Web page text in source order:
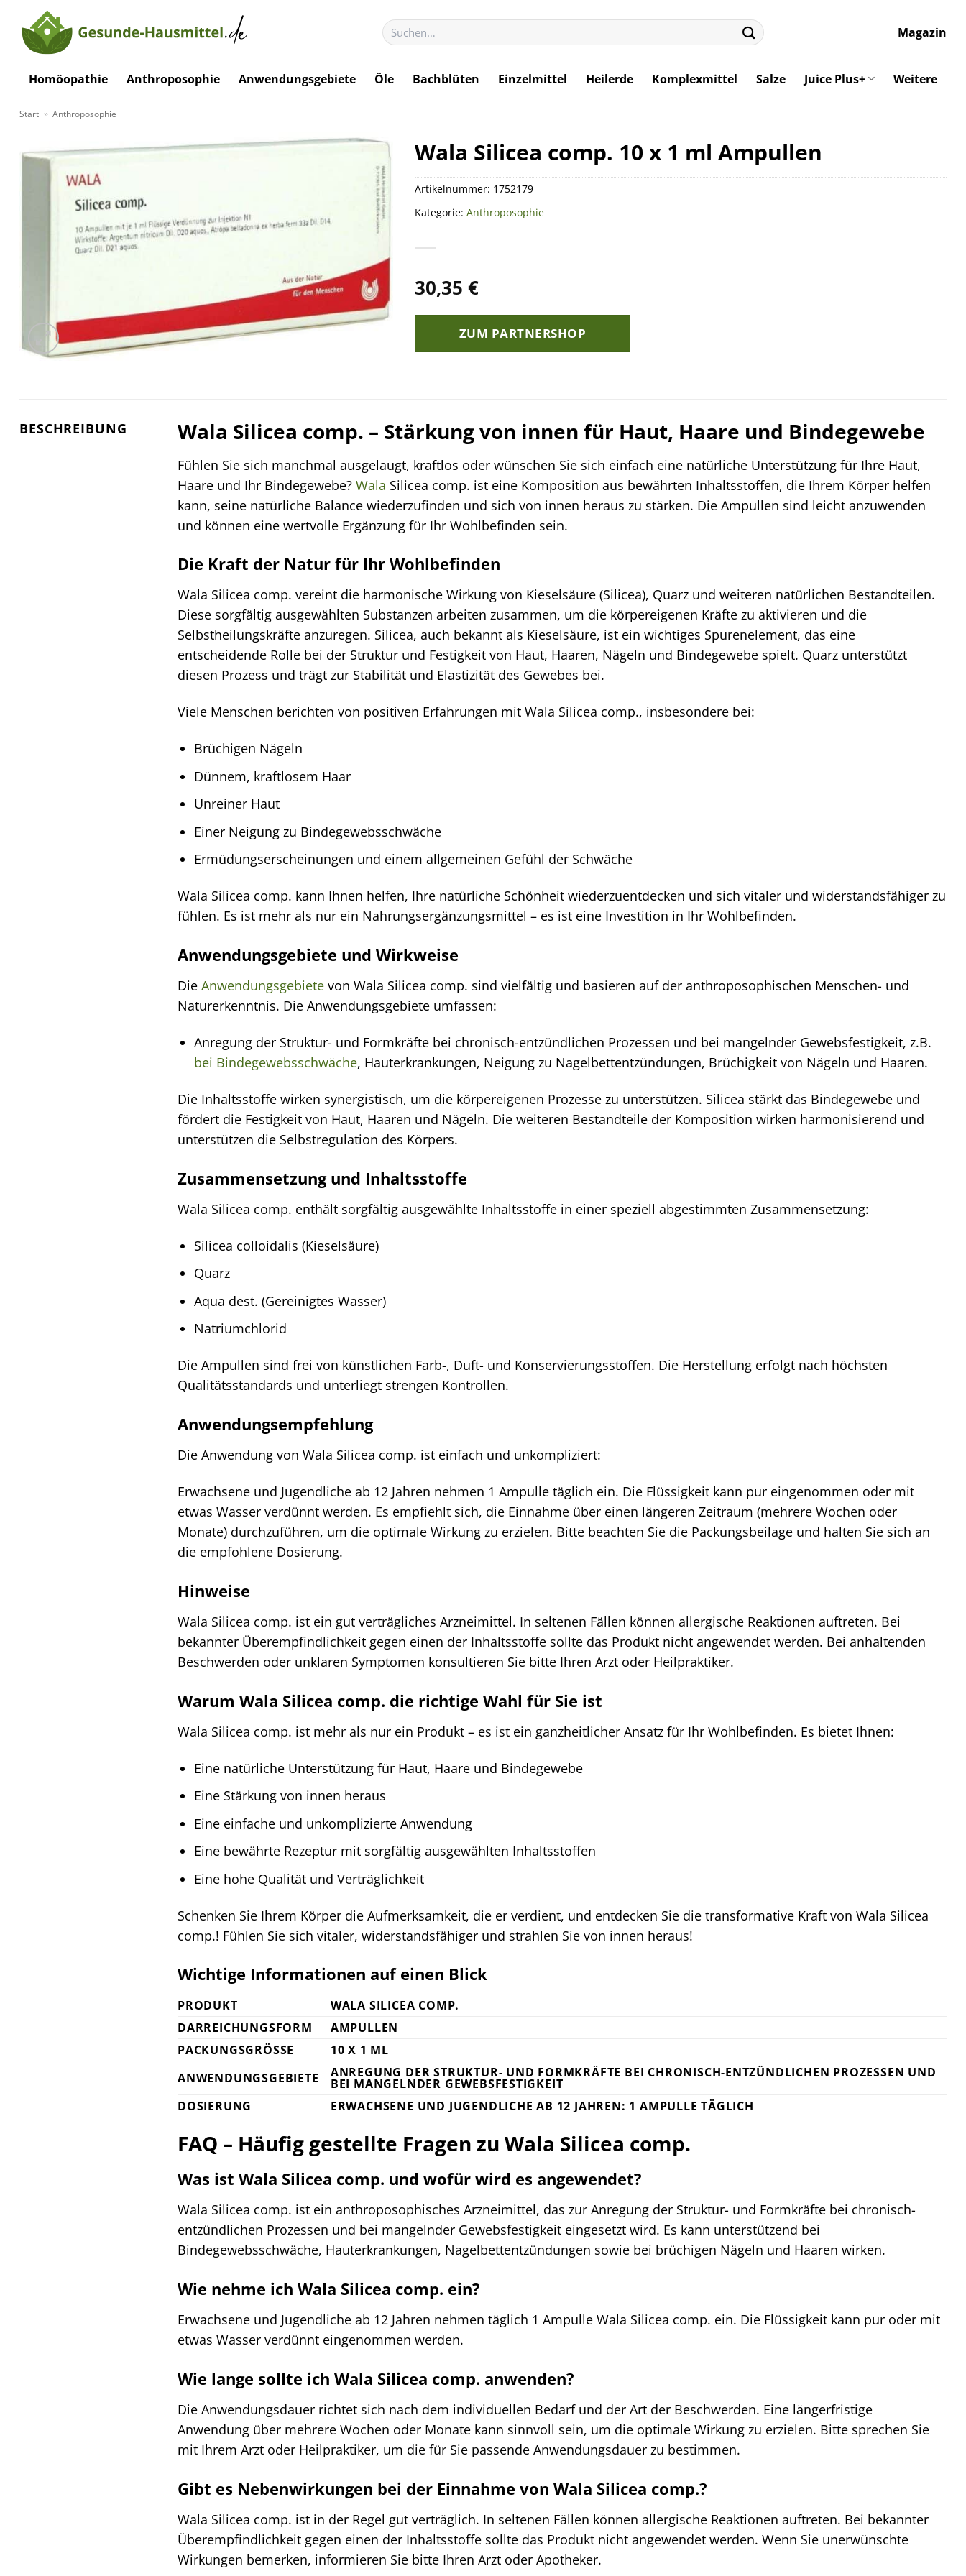
Inhalt
springen
Suchen
nach:
Magazin
Homöopathie Anthroposophie Anwendungsgebiete Öle Bachblüten Einzelmittel Heilerde Komplexmittel Salze Juice Plus+ Weitere
Start » Anthroposophie
Wala Silicea comp. 10 x 1 ml Ampullen
30,35 €
ZUM PARTNERSHOP
Artikelnummer: 1752179
Kategorie: Anthroposophie
BESCHREIBUNG Wala Silicea comp. – Stärkung von innen für Haut, Haare und Bindegewebe
Fühlen Sie sich manchmal ausgelaugt, kraftlos oder wünschen Sie sich einfach eine natürliche Unterstützung für Ihre Haut,
Haare und Ihr Bindegewebe? Wala Silicea comp. ist eine Komposition aus bewährten Inhaltsstoffen, die Ihrem Körper helfen
kann, seine natürliche Balance wiederzufinden und sich von innen heraus zu stärken. Die Ampullen sind leicht anzuwenden
und können eine wertvolle Ergänzung für Ihr Wohlbefinden sein.
Die Kraft der Natur für Ihr Wohlbefinden
Wala Silicea comp. vereint die harmonische Wirkung von Kieselsäure (Silicea), Quarz und weiteren natürlichen Bestandteilen.
Diese sorgfältig ausgewählten Substanzen arbeiten zusammen, um die körpereigenen Kräfte zu aktivieren und die
Selbstheilungskräfte anzuregen. Silicea, auch bekannt als Kieselsäure, ist ein wichtiges Spurenelement, das eine
entscheidende Rolle bei der Struktur und Festigkeit von Haut, Haaren, Nägeln und Bindegewebe spielt. Quarz unterstützt
diesen Prozess und trägt zur Stabilität und Elastizität des Gewebes bei.
Viele Menschen berichten von positiven Erfahrungen mit Wala Silicea comp., insbesondere bei:
Brüchigen Nägeln
Dünnem, kraftlosem Haar
Unreiner Haut
Einer Neigung zu Bindegewebsschwäche
Ermüdungserscheinungen und einem allgemeinen Gefühl der Schwäche
Wala Silicea comp. kann Ihnen helfen, Ihre natürliche Schönheit wiederzuentdecken und sich vitaler und widerstandsfähiger zu
fühlen. Es ist mehr als nur ein Nahrungsergänzungsmittel – es ist eine Investition in Ihr Wohlbefinden.
Anwendungsgebiete und Wirkweise
Die Anwendungsgebiete von Wala Silicea comp. sind vielfältig und basieren auf der anthroposophischen Menschen- und
Naturerkenntnis. Die Anwendungsgebiete umfassen:
Anregung der Struktur- und Formkräfte bei chronisch-entzündlichen Prozessen und bei mangelnder Gewebsfestigkeit, z.B.
bei Bindegewebsschwäche, Hauterkrankungen, Neigung zu Nagelbettentzündungen, Brüchigkeit von Nägeln und Haaren.
Die Inhaltsstoffe wirken synergistisch, um die körpereigenen Prozesse zu unterstützen. Silicea stärkt das Bindegewebe und
fördert die Festigkeit von Haut, Haaren und Nägeln. Die weiteren Bestandteile der Komposition wirken harmonisierend und
unterstützen die Selbstregulation des Körpers.
Zusammensetzung und Inhaltsstoffe
Wala Silicea comp. enthält sorgfältig ausgewählte Inhaltsstoffe in einer speziell abgestimmten Zusammensetzung:
Silicea colloidalis (Kieselsäure)
Quarz
Aqua dest. (Gereinigtes Wasser)
Natriumchlorid
Die Ampullen sind frei von künstlichen Farb-, Duft- und Konservierungsstoffen. Die Herstellung erfolgt nach höchsten
Qualitätsstandards und unterliegt strengen Kontrollen.
Anwendungsempfehlung
Die Anwendung von Wala Silicea comp. ist einfach und unkompliziert:
Erwachsene und Jugendliche ab 12 Jahren nehmen 1 Ampulle täglich ein. Die Flüssigkeit kann pur eingenommen oder mit
etwas Wasser verdünnt werden. Es empfiehlt sich, die Einnahme über einen längeren Zeitraum (mehrere Wochen oder
Monate) durchzuführen, um die optimale Wirkung zu erzielen. Bitte beachten Sie die Packungsbeilage und halten Sie sich an
die empfohlene Dosierung.
Hinweise
Wala Silicea comp. ist ein gut verträgliches Arzneimittel. In seltenen Fällen können allergische Reaktionen auftreten. Bei
bekannter Überempfindlichkeit gegen einen der Inhaltsstoffe sollte das Produkt nicht angewendet werden. Bei anhaltenden
Beschwerden oder unklaren Symptomen konsultieren Sie bitte Ihren Arzt oder Heilpraktiker.
Warum Wala Silicea comp. die richtige Wahl für Sie ist
Wala Silicea comp. ist mehr als nur ein Produkt – es ist ein ganzheitlicher Ansatz für Ihr Wohlbefinden. Es bietet Ihnen:
Eine natürliche Unterstützung für Haut, Haare und Bindegewebe
Eine Stärkung von innen heraus
Eine einfache und unkomplizierte Anwendung
Eine bewährte Rezeptur mit sorgfältig ausgewählten Inhaltsstoffen
Eine hohe Qualität und Verträglichkeit
Schenken Sie Ihrem Körper die Aufmerksamkeit, die er verdient, und entdecken Sie die transformative Kraft von Wala Silicea
comp.! Fühlen Sie sich vitaler, widerstandsfähiger und strahlen Sie von innen heraus!
Wichtige Informationen auf einen Blick
PRODUKT
WALA SILICEA COMP.
DARREICHUNGSFORM
AMPULLEN
PACKUNGSGRÖSSE
10 X 1 ML
ANWENDUNGSGEBIETE
ANREGUNG DER STRUKTUR- UND FORMKRÄFTE BEI CHRONISCH-ENTZÜNDLICHEN PROZESSEN UND
BEI MANGELNDER GEWEBSFESTIGKEIT
DOSIERUNG
ERWACHSENE UND JUGENDLICHE AB 12 JAHREN: 1 AMPULLE TÄGLICH
FAQ – Häufig gestellte Fragen zu Wala Silicea comp.
Was ist Wala Silicea comp. und wofür wird es angewendet?
Wala Silicea comp. ist ein anthroposophisches Arzneimittel, das zur Anregung der Struktur- und Formkräfte bei chronisch-
entzündlichen Prozessen und bei mangelnder Gewebsfestigkeit eingesetzt wird. Es kann unterstützend bei
Bindegewebsschwäche, Hauterkrankungen, Nagelbettentzündungen sowie bei brüchigen Nägeln und Haaren wirken.
Wie nehme ich Wala Silicea comp. ein?
Erwachsene und Jugendliche ab 12 Jahren nehmen täglich 1 Ampulle Wala Silicea comp. ein. Die Flüssigkeit kann pur oder mit
etwas Wasser verdünnt eingenommen werden.
Wie lange sollte ich Wala Silicea comp. anwenden?
Die Anwendungsdauer richtet sich nach dem individuellen Bedarf und der Art der Beschwerden. Eine längerfristige
Anwendung über mehrere Wochen oder Monate kann sinnvoll sein, um die optimale Wirkung zu erzielen. Bitte sprechen Sie
mit Ihrem Arzt oder Heilpraktiker, um die für Sie passende Anwendungsdauer zu bestimmen.
Gibt es Nebenwirkungen bei der Einnahme von Wala Silicea comp.?
Wala Silicea comp. ist in der Regel gut verträglich. In seltenen Fällen können allergische Reaktionen auftreten. Bei bekannter
Überempfindlichkeit gegen einen der Inhaltsstoffe sollte das Produkt nicht angewendet werden. Wenn Sie unerwünschte
Wirkungen bemerken, informieren Sie bitte Ihren Arzt oder Apotheker.